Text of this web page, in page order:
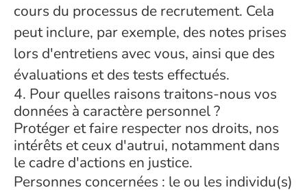
cours du processus de recrutement. Cela
peut inclure, par exemple, des notes prises
lors d'entretiens avec vous, ainsi que des
évaluations et des tests effectués.
4. Pour quelles raisons traitons-nous vos
données à caractère personnel ?
Protéger et faire respecter nos droits, nos
intérêts et ceux d'autrui, notamment dans
le cadre d'actions en justice.
Personnes concernées : le ou les individu(s)